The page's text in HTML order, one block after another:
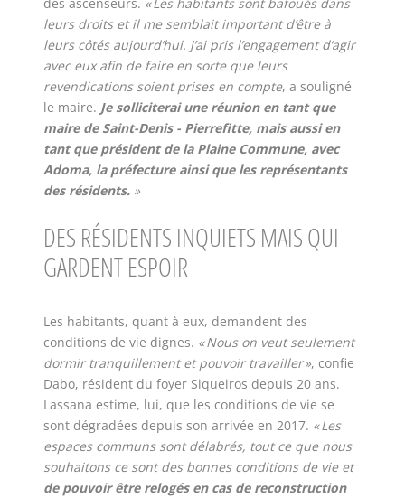
leurs droits et il me semblait important d’être à
leurs côtés aujourd’hui. J’ai pris l’engagement d’agir
avec eux afin de faire en sorte que leurs
revendications soient prises en compte, a souligné
le maire. Je solliciterai une réunion en tant que
maire de Saint-Denis - Pierrefitte, mais aussi en
tant que président de la Plaine Commune, avec
Adoma, la préfecture ainsi que les représentants
des résidents. »
DES RÉSIDENTS INQUIETS MAIS QUI
GARDENT ESPOIR
Les habitants, quant à eux, demandent des
conditions de vie dignes. « Nous on veut seulement
dormir tranquillement et pouvoir travailler », confie
Dabo, résident du foyer Siqueiros depuis 20 ans.
Lassana estime, lui, que les conditions de vie se
sont dégradées depuis son arrivée en 2017. « Les
espaces communs sont délabrés, tout ce que nous
souhaitons ce sont des bonnes conditions de vie et
de pouvoir être relogés en cas de reconstruction